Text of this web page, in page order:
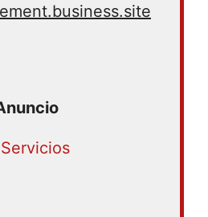
| Delivery
Servicios